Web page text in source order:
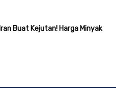
Buat Kejutan! Harga Minyak